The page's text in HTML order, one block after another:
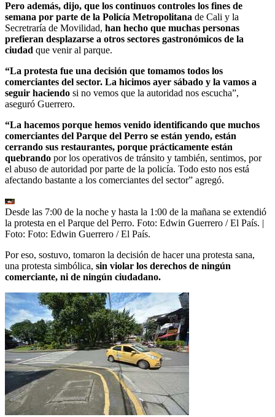
Pero además, dijo, que los continuos controles los fines de
semana por parte de la Policía Metropolitana de Cali y la
Secretraría de Movilidad, han hecho que muchas personas
prefieran desplazarse a otros sectores gastronómicos de la
ciudad que venir al parque.
“La protesta fue una decisión que tomamos todos los
comerciantes del sector. La hicimos ayer sábado y la vamos a
seguir haciendo si no vemos que la autoridad nos escucha”,
aseguró Guerrero.
“La hacemos porque hemos venido identificando que muchos
comerciantes del Parque del Perro se están yendo, están
cerrando sus restaurantes, porque prácticamente están
quebrando por los operativos de tránsito y también, sentimos, por
el abuso de autoridad por parte de la policía. Todo esto nos está
afectando bastante a los comerciantes del sector” agregó.
Desde las 7:00 de la noche y hasta la 1:00 de la mañana se extendió
la protesta en el Parque del Perro. Foto: Edwin Guerrero / El País. |
Foto: Foto: Edwin Guerrero / El País.
Por eso, sostuvo, tomaron la decisión de hacer una protesta sana,
una protesta simbólica, sin violar los derechos de ningún
comerciante, ni de ningún ciudadano.